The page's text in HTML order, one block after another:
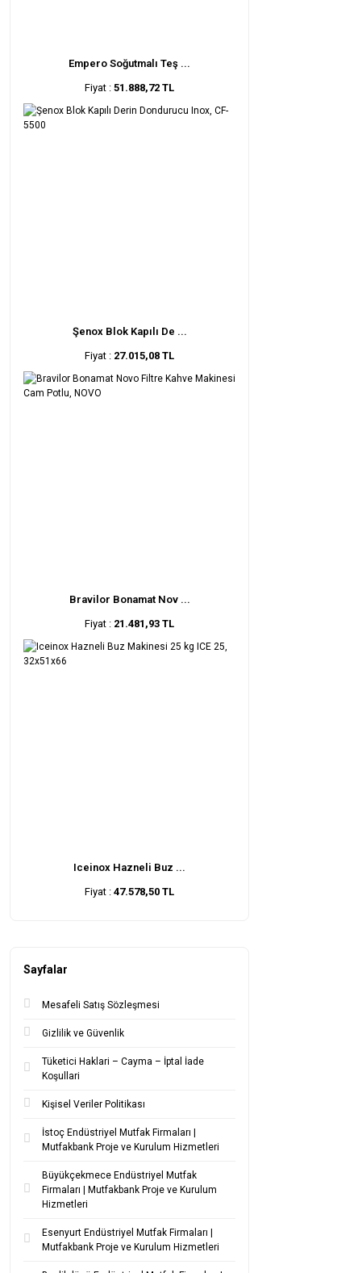
Empero Soğutmalı Teş ...
Fiyat : 51.888,72 TL
Şenox Blok Kapılı De ...
Fiyat : 27.015,08 TL
Bravilor Bonamat Nov ...
Fiyat : 21.481,93 TL
Iceinox Hazneli Buz ...
Fiyat : 47.578,50 TL
Sayfalar
Mesafeli Satış Sözleşmesi
Gizlilik ve Güvenlik
Tüketici Haklari – Cayma – İptal İade
Koşullari
Kişisel Veriler Politikası
İstoç Endüstriyel Mutfak Firmaları |
Mutfakbank Proje ve Kurulum Hizmetleri
Büyükçekmece Endüstriyel Mutfak
Firmaları | Mutfakbank Proje ve Kurulum
Hizmetleri
Esenyurt Endüstriyel Mutfak Firmaları |
Mutfakbank Proje ve Kurulum Hizmetleri